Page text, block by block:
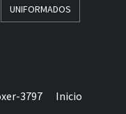
UNIFORMADOS
3797 Inicio